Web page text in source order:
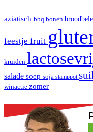
aziatisch bbq bonen
feestje fruit
kruiden
salade soep soja stamppot
winactie zomer